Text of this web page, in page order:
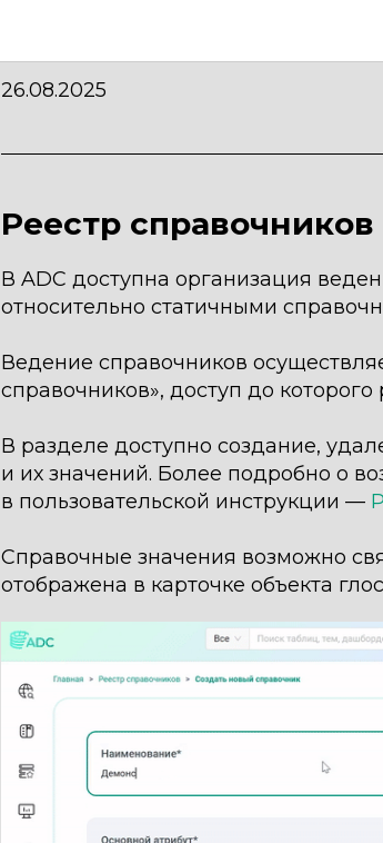
26.08.2025
Реестр справочников
В ADC доступна организация
относительно статичными
Ведение справочников
справочников», доступ до
В разделе доступно создание,
и их значений. Более подробно о
в пользовательской инструкции —
Справочные значения возможно
отображена в карточке объекта